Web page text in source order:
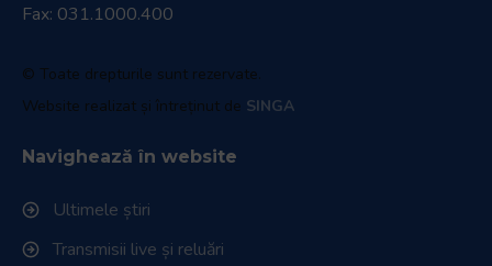
Fax: 031.1000.400
© Toate drepturile sunt rezervate.
Website realizat și întreținut de SINGA
Navighează în website
Ultimele știri
Transmisii live și reluări